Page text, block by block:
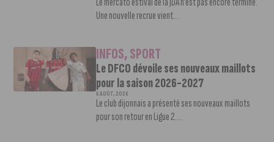
Une nouvelle recrue vient...
INFOS,SPORT
Le DFCO dévoile ses nouveaux maillots
pour la saison 2026-2027
6 AOÛT, 2026
Le club dijonnais a présenté ses nouveaux maillots
pour son retour en Ligue 2....